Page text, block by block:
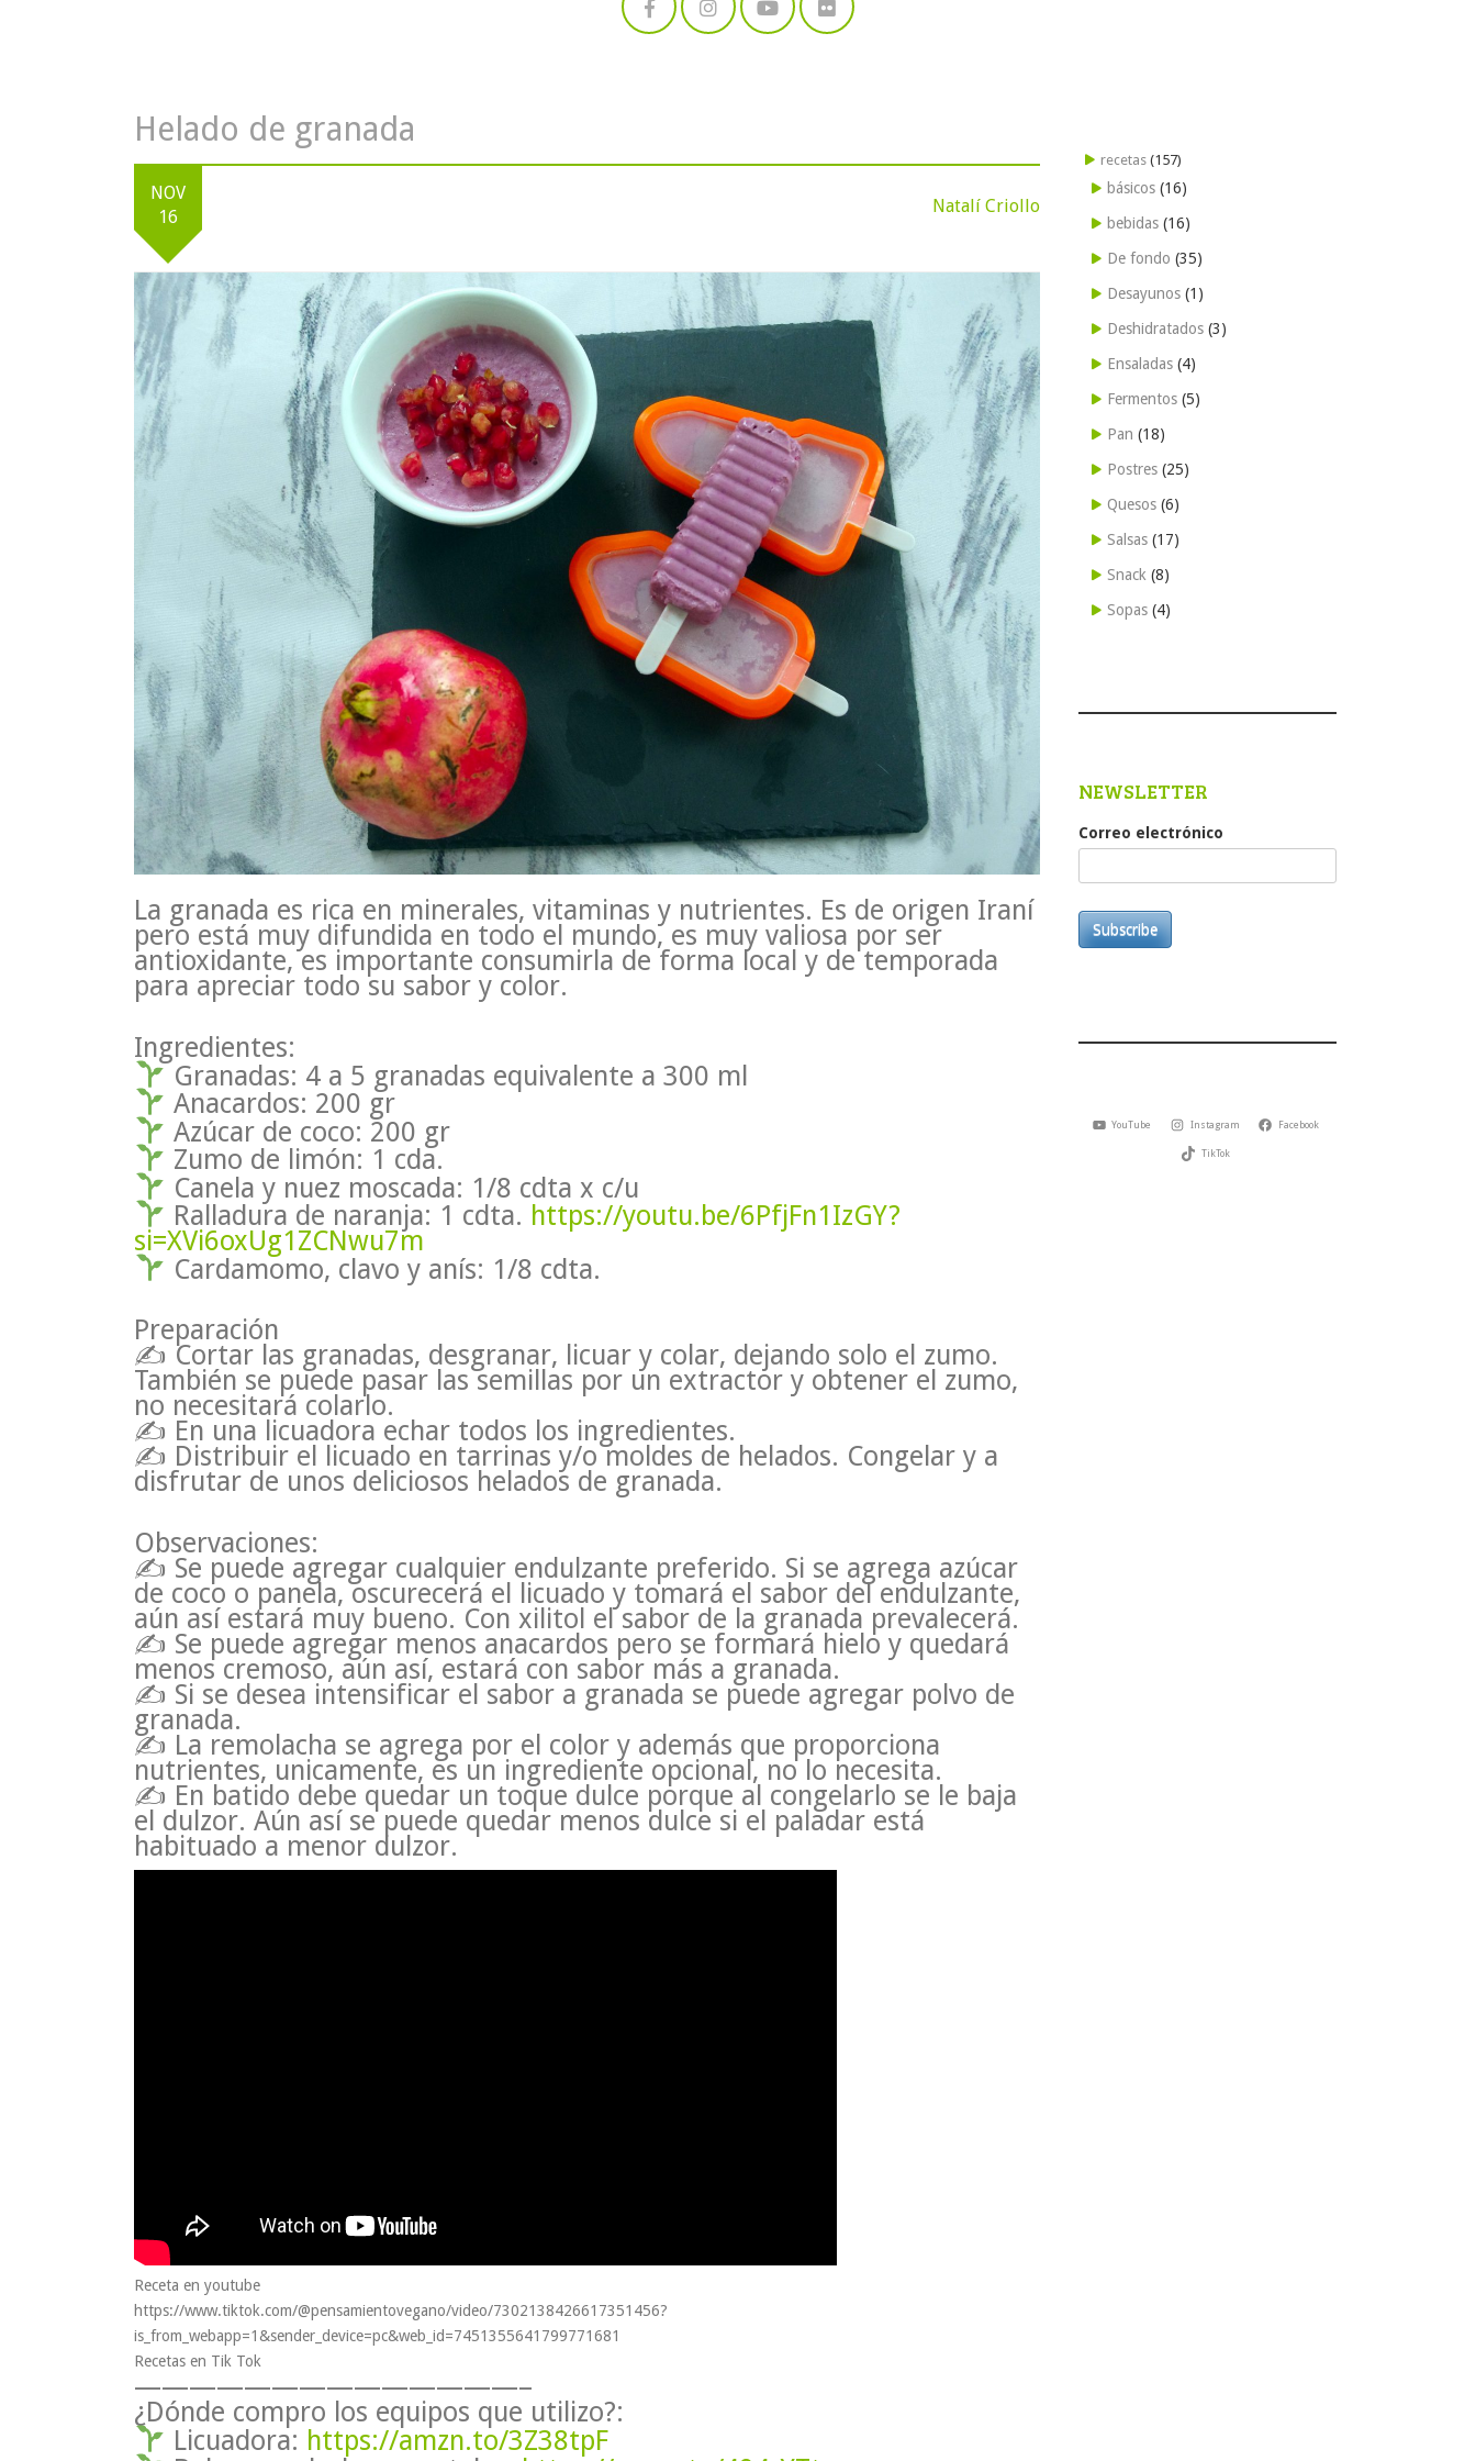
Helado de granada
NOV
16
Natalí Criollo
La granada es rica en minerales, vitaminas y nutrientes. Es de origen Iraní
pero está muy difundida en todo el mundo, es muy valiosa por ser
antioxidante, es importante consumirla de forma local y de temporada
para apreciar todo su sabor y color.
Ingredientes:
Granadas: 4 a 5 granadas equivalente a 300 ml
Anacardos: 200 gr
Azúcar de coco: 200 gr
Zumo de limón: 1 cda.
Canela y nuez moscada: 1/8 cdta x c/u
Ralladura de naranja: 1 cdta. https://youtu.be/6PfjFn1IzGY?
si=XVi6oxUg1ZCNwu7m
Cardamomo, clavo y anís: 1/8 cdta.
Preparación
✍ Cortar las granadas, desgranar, licuar y colar, dejando solo el zumo.
También se puede pasar las semillas por un extractor y obtener el zumo,
no necesitará colarlo.
✍ En una licuadora echar todos los ingredientes.
✍ Distribuir el licuado en tarrinas y/o moldes de helados. Congelar y a
disfrutar de unos deliciosos helados de granada.
Observaciones:
✍ Se puede agregar cualquier endulzante preferido. Si se agrega azúcar
de coco o panela, oscurecerá el licuado y tomará el sabor del endulzante,
aún así estará muy bueno. Con xilitol el sabor de la granada prevalecerá.
✍ Se puede agregar menos anacardos pero se formará hielo y quedará
menos cremoso, aún así, estará con sabor más a granada.
✍ Si se desea intensificar el sabor a granada se puede agregar polvo de
granada.
✍ La remolacha se agrega por el color y además que proporciona
nutrientes, unicamente, es un ingrediente opcional, no lo necesita.
✍ En batido debe quedar un toque dulce porque al congelarlo se le baja
el dulzor. Aún así se puede quedar menos dulce si el paladar está
habituado a menor dulzor.
Receta en youtube
https://www.tiktok.com/@pensamientovegano/video/7302138426617351456?
is_from_webapp=1&sender_device=pc&web_id=7451355641799771681
Recetas en Tik Tok
——————————————–
¿Dónde compro los equipos que utilizo?:
Licuadora: https://amzn.to/3Z38tpF
recetas (157)
básicos (16)
bebidas (16)
De fondo (35)
Desayunos (1)
Deshidratados (3)
Ensaladas (4)
Fermentos (5)
Pan (18)
Postres (25)
Quesos (6)
Salsas (17)
Snack (8)
Sopas (4)
NEWSLETTER
Correo electrónico
Subscribe
YouTube Instagram Facebook
TikTok